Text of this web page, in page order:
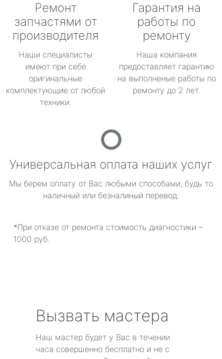
Ремонт
запчастями от
производителя
Наши специалисты
имеют при себе
оригинальные
комплектующие от любой
техники.
Гарантия на
работы по
ремонту
Наша компания
предоставляет гарантию
на выполненые работы по
ремонту до 2 лет.
Универсальная оплата наших услуг
Мы берем оплату от Вас любыми способами, будь то
наличный или безналиный перевод.
*При отказе от ремонта стоимость диагностики –
1000 руб.
Вызвать мастера
Наш мастер будет у Вас в течении
часа совершенно бесплатно и не с